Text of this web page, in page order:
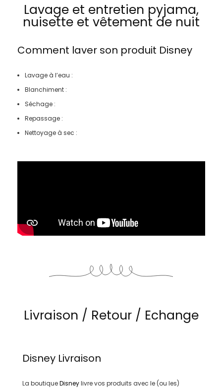
Lavage et entretien pyjama,
nuisette et vêtement de nuit
Comment laver son produit Disney
Lavage à l’eau :
Blanchiment :
Séchage :
Repassage :
Nettoyage à sec :
Livraison / Retour / Echange
DisneyLivraison
La boutiqueDisneylivre vos produits avec le (ou les)